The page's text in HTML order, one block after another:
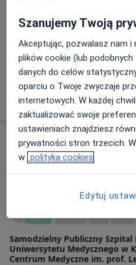
Kardiolog,
+ 12 Specjalistów
Adres
Samodzielny Publiczny
Uniwersytetu Medycznego w
Centrum Medyczne im. prof.
Szanujemy Twoją
Akceptując, pozwalasz nam
plików cookie (lub
danych do celów
oparciu o Twoje zwyczaje
internetowych. W każdej
zaktualizować swoje
ustawieniach znajdziesz
prywatności stron trzecich.
w polityka cookies
Edytuj